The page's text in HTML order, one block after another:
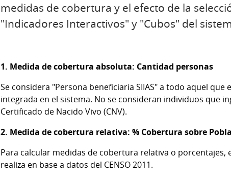
medidas de cobertura y el efecto de la
"Indicadores Interactivos" y "Cubos" del
1. Medida de cobertura absoluta: Cantidad personas
Se considera "Persona beneficiaria SIIAS" a todo aquel
integrada en el sistema. No se consideran individuos que
Certificado de Nacido Vivo (CNV).
2. Medida de cobertura relativa: % Cobertura sobre
Para calcular medidas de cobertura relativa o
realiza en base a datos del CENSO 2011.